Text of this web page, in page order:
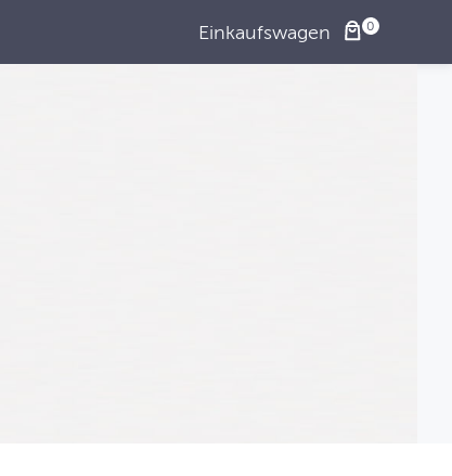
Einkaufswagen